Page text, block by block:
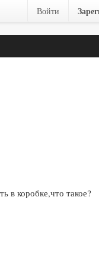
Войти
в коробке,что такое?